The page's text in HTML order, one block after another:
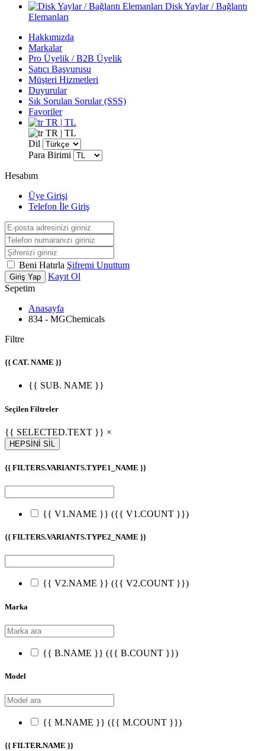
Disk Yaylar / Bağlantı
Elemanları
Hakkımızda
Markalar
Pro Üyelik / B2B Üyelik
Satıcı Başvurusu
Müşteri Hizmetleri
Duyurular
Sık Sorulan Sorular (SSS)
Favoriler
TR | TL
TR | TL
Dil
Para Birimi
Hesabım
Üye Girişi
Telefon İle Giriş
Beni Hatırla Şifremi Unuttum
Giriş Yap
Kayıt Ol
Sepetim
Anasayfa
834 - MGChemicals
Filtre
{{ CAT. NAME }}
{{ SUB. NAME }}
Seçilen Filtreler
{{ SELECTED.TEXT }} ×
HEPSİNİ SİL
{{ FILTERS.VARIANTS.TYPE1_NAME }}
{{ V1.NAME }} ({{ V1.COUNT }})
{{ FILTERS.VARIANTS.TYPE2_NAME }}
{{ V2.NAME }} ({{ V2.COUNT }})
Marka
{{ B.NAME }} ({{ B.COUNT }})
Model
{{ M.NAME }} ({{ M.COUNT }})
{{ FILTER.NAME }}